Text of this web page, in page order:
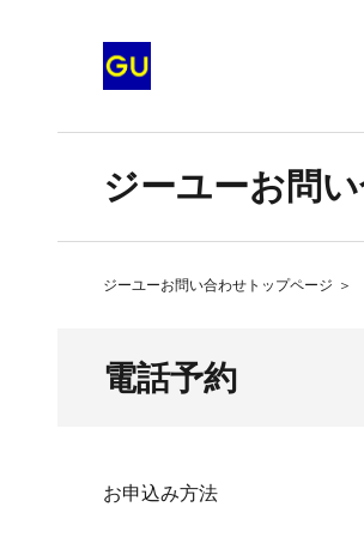
ジーユーお問
ジーユーお問い合わせトップページ ＞
電話予約
お申込み方法